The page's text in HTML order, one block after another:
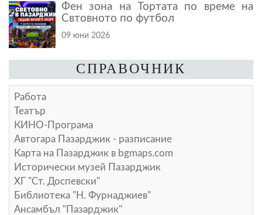
Фен зона на Тортата по време на
Свтовното по футбол
09 юни 2026
СПРАВОЧНИК
Работа
Театър
КИНО-Програма
Автогара Пазарджик - разписание
Карта на Пазарджик в bgmaps.com
Исторически музей Пазарджик
ХГ "Ст. Доспевски"
Библиотека "Н. Фурнаджиев"
Ансамбъл "Пазарджик"